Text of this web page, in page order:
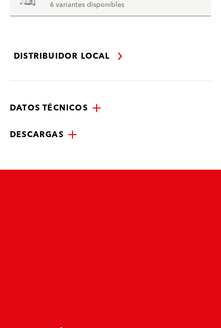
6 variantes disponibles
DISTRIBUIDOR LOCAL
DATOS TÉCNICOS
DESCARGAS